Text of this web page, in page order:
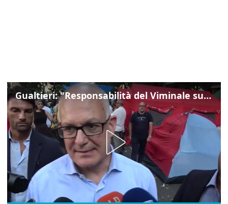
Gualtieri: "Responsabilità del Viminale su Spin Time? La posizione dei partiti è nota"